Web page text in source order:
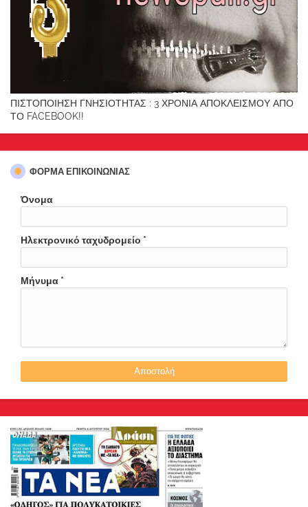
ΠΙΣΤΟΠΟΙΗΣΗ ΓΝΗΣΙΟΤΗΤΑΣ : 3 ΧΡΟΝΙΑ ΑΠΟΚΛΕΙΣΜΟΥ ΑΠΟ
ΤΟ FACEBOOK!!
ΦΌΡΜΑ ΕΠΙΚΟΙΝΩΝΊΑΣ
Όνομα
Ηλεκτρονικό ταχυδρομείο *
Μήνυμα *